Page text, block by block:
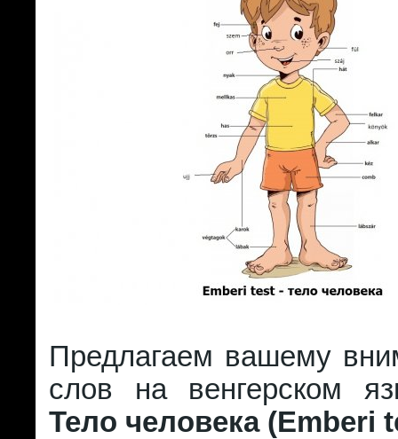
Предлагаем вашему
слов на венгерском
Тело человека (Emberi